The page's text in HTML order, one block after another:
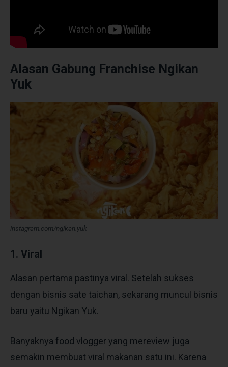
Alasan Gabung Franchise Ngikan
Yuk
instagram.com/ngikan.yuk
1. Viral
Alasan pertama pastinya viral. Setelah sukses
dengan bisnis sate taichan, sekarang muncul bisnis
baru yaitu Ngikan Yuk.
Banyaknya food vlogger yang mereview juga
semakin membuat viral makanan satu ini. Karena